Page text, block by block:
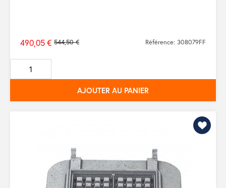
Prix
de
base
544,50 €
490,05 € Référence: 308079FF
AJOUTER AU PANIER